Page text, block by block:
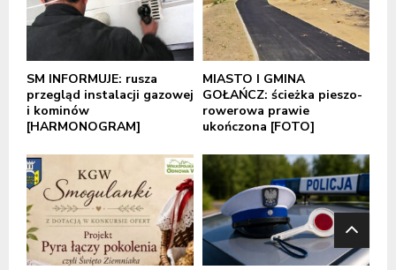
SM INFORMUJE: rusza
przegląd instalacji gazowej
i kominów
[HARMONOGRAM]
MIASTO I GMINA
GOŁAŃCZ: ścieżka pieszo-
rowerowa prawie
ukończona [FOTO]